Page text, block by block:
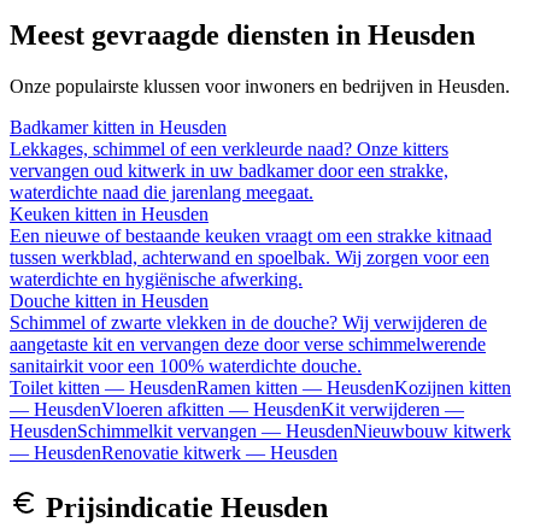
Meest gevraagde diensten in Heusden
Onze populairste klussen voor inwoners en bedrijven in Heusden.
Badkamer kitten in Heusden
Lekkages, schimmel of een verkleurde naad? Onze kitters
vervangen oud kitwerk in uw badkamer door een strakke,
waterdichte naad die jarenlang meegaat.
Keuken kitten in Heusden
Een nieuwe of bestaande keuken vraagt om een strakke kitnaad
tussen werkblad, achterwand en spoelbak. Wij zorgen voor een
waterdichte en hygiënische afwerking.
Douche kitten in Heusden
Schimmel of zwarte vlekken in de douche? Wij verwijderen de
aangetaste kit en vervangen deze door verse schimmelwerende
sanitairkit voor een 100% waterdichte douche.
Toilet kitten — HeusdenRamen kitten — HeusdenKozijnen kitten
— HeusdenVloeren afkitten — HeusdenKit verwijderen —
HeusdenSchimmelkit vervangen — HeusdenNieuwbouw kitwerk
— HeusdenRenovatie kitwerk — Heusden
Prijsindicatie Heusden